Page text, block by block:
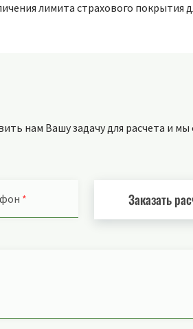
лимита страхового покрытия
нам Вашу задачу для расчета и мы
* Заказать